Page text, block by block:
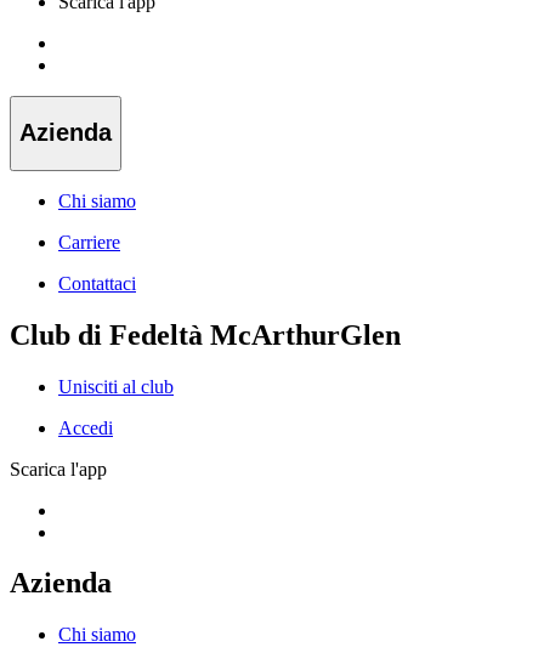
Azienda
Chi siamo
Carriere
Contattaci
Club di Fedeltà McArthurGlen
Unisciti al club
Accedi
Scarica l'app
Azienda
Chi siamo